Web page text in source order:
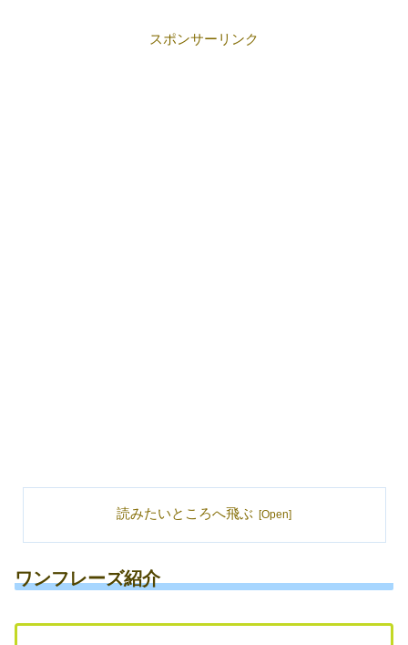
スポンサーリンク
読みたいところへ飛ぶ
ワンフレーズ紹介